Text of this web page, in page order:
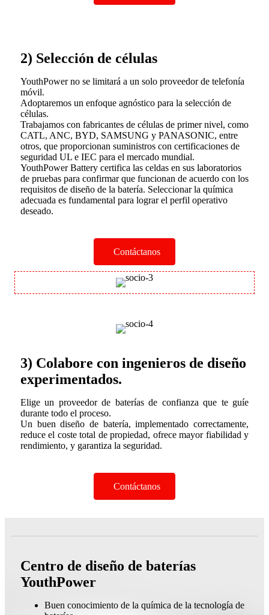
2) Selección de células
YouthPower no se limitará a un solo proveedor de telefonía
móvil.
Adoptaremos un enfoque agnóstico para la selección de
células.
Trabajamos con fabricantes de células de primer nivel, como
CATL, ANC, BYD, SAMSUNG y PANASONIC, entre
otros, que proporcionan suministros con certificaciones de
seguridad UL e IEC para el mercado mundial.
YouthPower Battery certifica las celdas en sus laboratorios
de pruebas para confirmar que funcionan de acuerdo con los
requisitos de diseño de la batería. Seleccionar la química
adecuada es fundamental para lograr el perfil operativo
deseado.
Contáctanos
3) Colabore con ingenieros de diseño
experimentados.
Elige un proveedor de baterías de confianza que te guíe
durante todo el proceso.
Un buen diseño de batería, implementado correctamente,
reduce el coste total de propiedad, ofrece mayor fiabilidad y
rendimiento, y garantiza la seguridad.
Contáctanos
Centro de diseño de baterías
YouthPower
Buen conocimiento de la química de la tecnología de